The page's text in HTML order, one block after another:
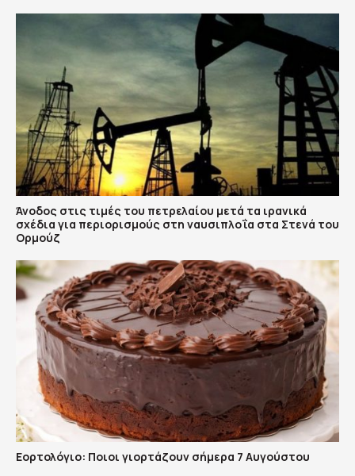
Άνοδος στις τιμές του πετρελαίου μετά τα ιρανικά
σχέδια για περιορισμούς στη ναυσιπλοΐα στα Στενά του
Ορμούζ
Εορτολόγιο: Ποιοι γιορτάζουν σήμερα 7 Αυγούστου